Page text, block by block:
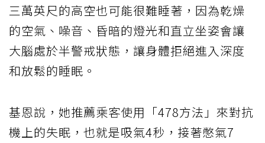
三萬英尺的高空也可能很難睡著，因為乾燥
的空氣、噪音、昏暗的燈光和直立坐姿會讓
大腦處於半警戒狀態，讓身體拒絕進入深度
和放鬆的睡眠。
基恩說，她推薦乘客使用「478方法」來對抗
機上的失眠，也就是吸氣4秒，接著憋氣7